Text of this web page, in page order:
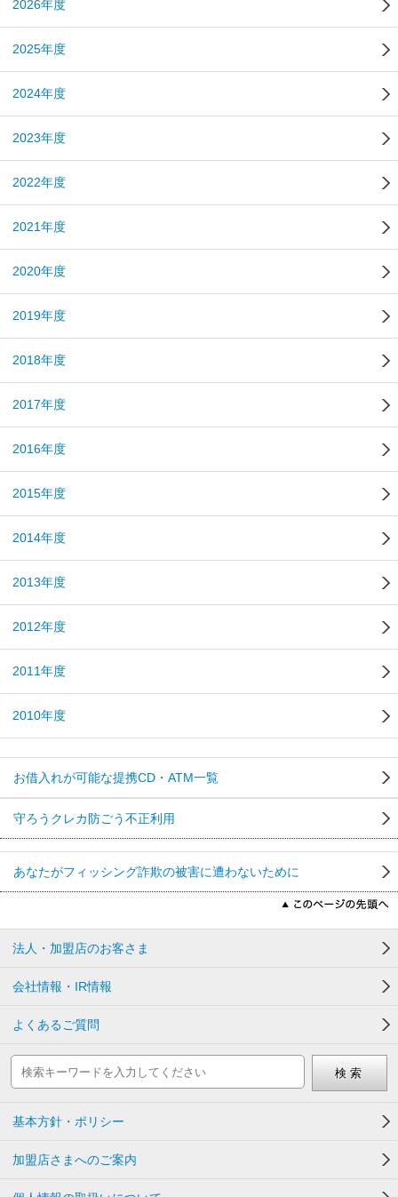
2026年度
2025年度
2024年度
2023年度
2022年度
2021年度
2020年度
2019年度
2018年度
2017年度
2016年度
2015年度
2014年度
2013年度
2012年度
2011年度
2010年度
お借入れが可能な提携CD・ATM一覧
守ろうクレカ防ごう不正利用
あなたがフィッシング詐欺の被害に遭わないために
法人・加盟店のお客さま
会社情報・IR情報
よくあるご質問
基本方針・ポリシー
加盟店さまへのご案内